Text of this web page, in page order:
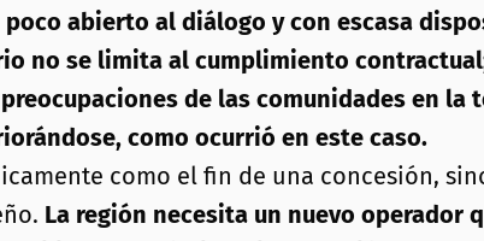
abierto al diálogo y con escasa
no se limita al cumplimiento
de las comunidades en la
como ocurrió en este caso.
como el fin de una concesión,
La región necesita un nuevo operador